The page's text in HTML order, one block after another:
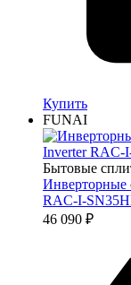
Купить
FUNAI
Бытовые
Инверторные
RAC-I-
46 090 ₽